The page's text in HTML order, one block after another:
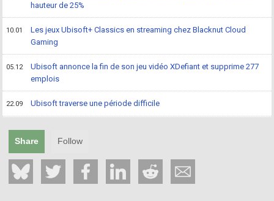
hauteur de 25%
10.01
Les jeux Ubisoft+ Classics en streaming chez Blacknut Cloud
Gaming
05.12
Ubisoft annonce la fin de son jeu vidéo XDefiant et supprime 277
emplois
22.09 Ubisoft traverse une période difficile
Share Follow